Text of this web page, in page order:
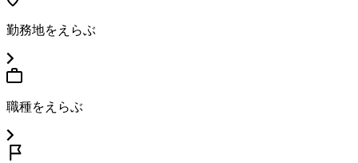
勤務地をえらぶ
職種をえらぶ